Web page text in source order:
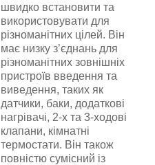
швидко встановити та
використовувати для
різноманітних цілей. Він
має низку з’єднань для
різноманітних зовнішніх
пристроїв введення та
виведення, таких як
датчики, баки, додаткові
нагрівачі, 2-х та 3-ходові
клапани, кімнатні
термостати. Він також
повністю сумісний із